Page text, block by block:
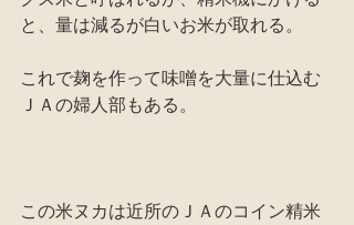
と、量は減るが白いお米が取れる。
これで麹を作って味噌を大量に仕込む
ＪＡの婦人部もある。
この米ヌカは近所のＪＡのコイン精米